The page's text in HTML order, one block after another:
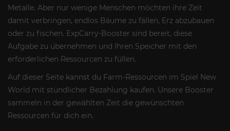
Metalle. Aber nur wenige Menschen möchten ihre Zeit
damit verbringen, endlos Bäume zu fällen, Erz abzubauen
oder zu fischen. ExpCarry-Booster sind bereit, diese
Aufgabe zu übernehmen und Ihren Speicher mit den
erforderlichen Ressourcen zu füllen.
Auf dieser Seite kannst du Farm-Ressourcen im Spiel New
World mit stündlicher Bezahlung kaufen. Unsere Booster
sammeln in der gewählten Zeit die gewünschten
Ressourcen für dich ein.